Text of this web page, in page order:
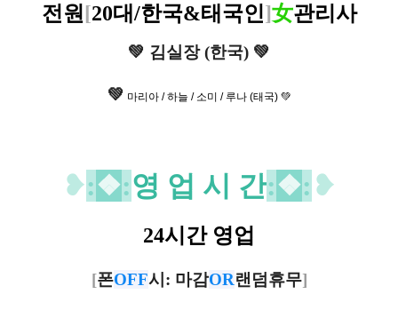
전원 [20대/한국&태국인]女관리사
💚 김실장 (한국) 💚
💚 마리아 / 하늘 / 소미 / 루나 (태국) 💚
❥:❖:영 업 시 간:❖: ❥
24시간 영업
[폰OFF시: 마감OR랜덤휴무]